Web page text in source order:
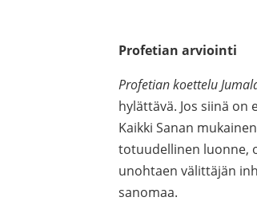
Profetian arviointi
Profetian koettelu
hylättävä. Jos siinä
Kaikki Sanan
totuudellinen luonne,
unohtaen välittäjän
sanomaa.